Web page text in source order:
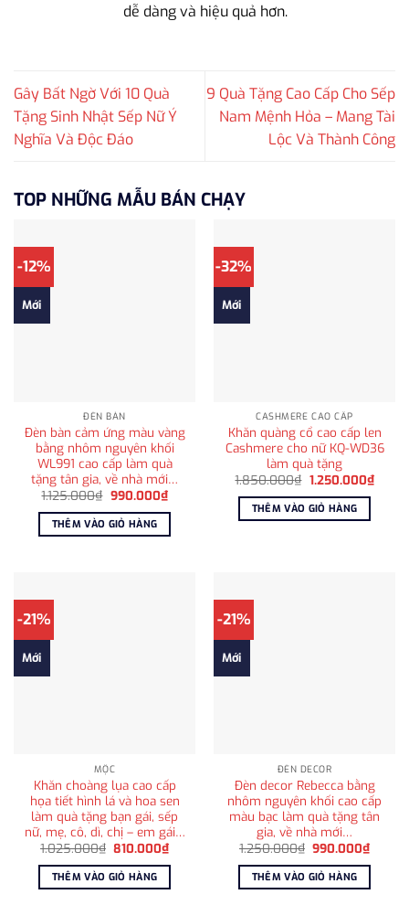
dễ dàng và hiệu quả hơn.
Gây Bất Ngờ Với 10 Quà
Tặng Sinh Nhật Sếp Nữ Ý
Nghĩa Và Độc Đáo
9 Quà Tặng Cao Cấp Cho Sếp
Nam Mệnh Hỏa – Mang Tài
Lộc Và Thành Công
TOP NHỮNG MẪU BÁN CHẠY
-12%
Mới
ĐÈN BÀN
Đèn bàn cảm ứng màu vàng
bằng nhôm nguyên khối
WL991 cao cấp làm quà
tặng tân gia, về nhà mới…
1.125.000₫ Giá
là:
1.125.000₫.
990.000₫Giá
tại
THÊM VÀO GIỎ HÀNG
-32%
Mới
CASHMERE CAO CẤP
Khăn quàng cổ cao cấp len
Cashmere cho nữ KQ-WD36
làm quà tặng
1.850.000₫ Giá
là:
1.850.000₫.
1.250.000₫Giá
THÊM VÀO GIỎ HÀNG
-21%
Mới
MỘC
Khăn choàng lụa cao cấp
họa tiết hình lá và hoa sen
làm quà tặng bạn gái, sếp
nữ, mẹ, cô, dì, chị – em gái…
1.025.000₫ Giá
là:
1.025.000₫.
810.000₫Giá
hiện
tại
810.000₫.
THÊM VÀO GIỎ HÀNG
-21%
Mới
ĐÈN DECOR
Đèn decor Rebecca bằng
nhôm nguyên khối cao cấp
màu bạc làm quà tặng tân
gia, về nhà mới…
1.250.000₫ Giá
là:
1.250.000₫.
990.000₫Giá
hiện
THÊM VÀO GIỎ HÀNG